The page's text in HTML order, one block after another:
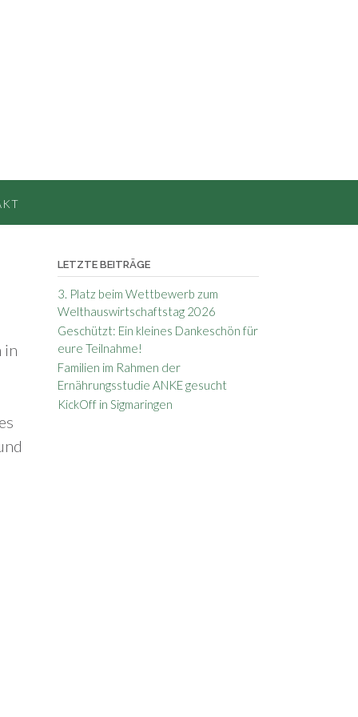
in
LETZTE BEITRÄGE
3. Platz beim Wettbewerb zum
Welthauswirtschaftstag 2026
Geschützt: Ein kleines Dankeschön für
eure Teilnahme!
Familien im Rahmen der
Ernährungsstudie ANKE gesucht
KickOff in Sigmaringen